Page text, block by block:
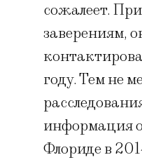
сожалеет.
заверениям,
году. Тем не
информация
Флориде в